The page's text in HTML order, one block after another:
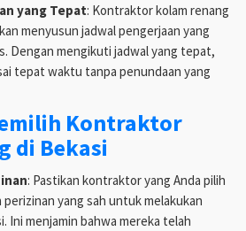
yang Tepat: Kontraktor kolam renang
menyusun jadwal pengerjaan yang
Dengan mengikuti jadwal yang tepat,
tepat waktu tanpa penundaan yang
Kontraktor
di Bekasi
: Pastikan kontraktor yang Anda pilih
perizinan yang sah untuk melakukan
Ini menjamin bahwa mereka telah